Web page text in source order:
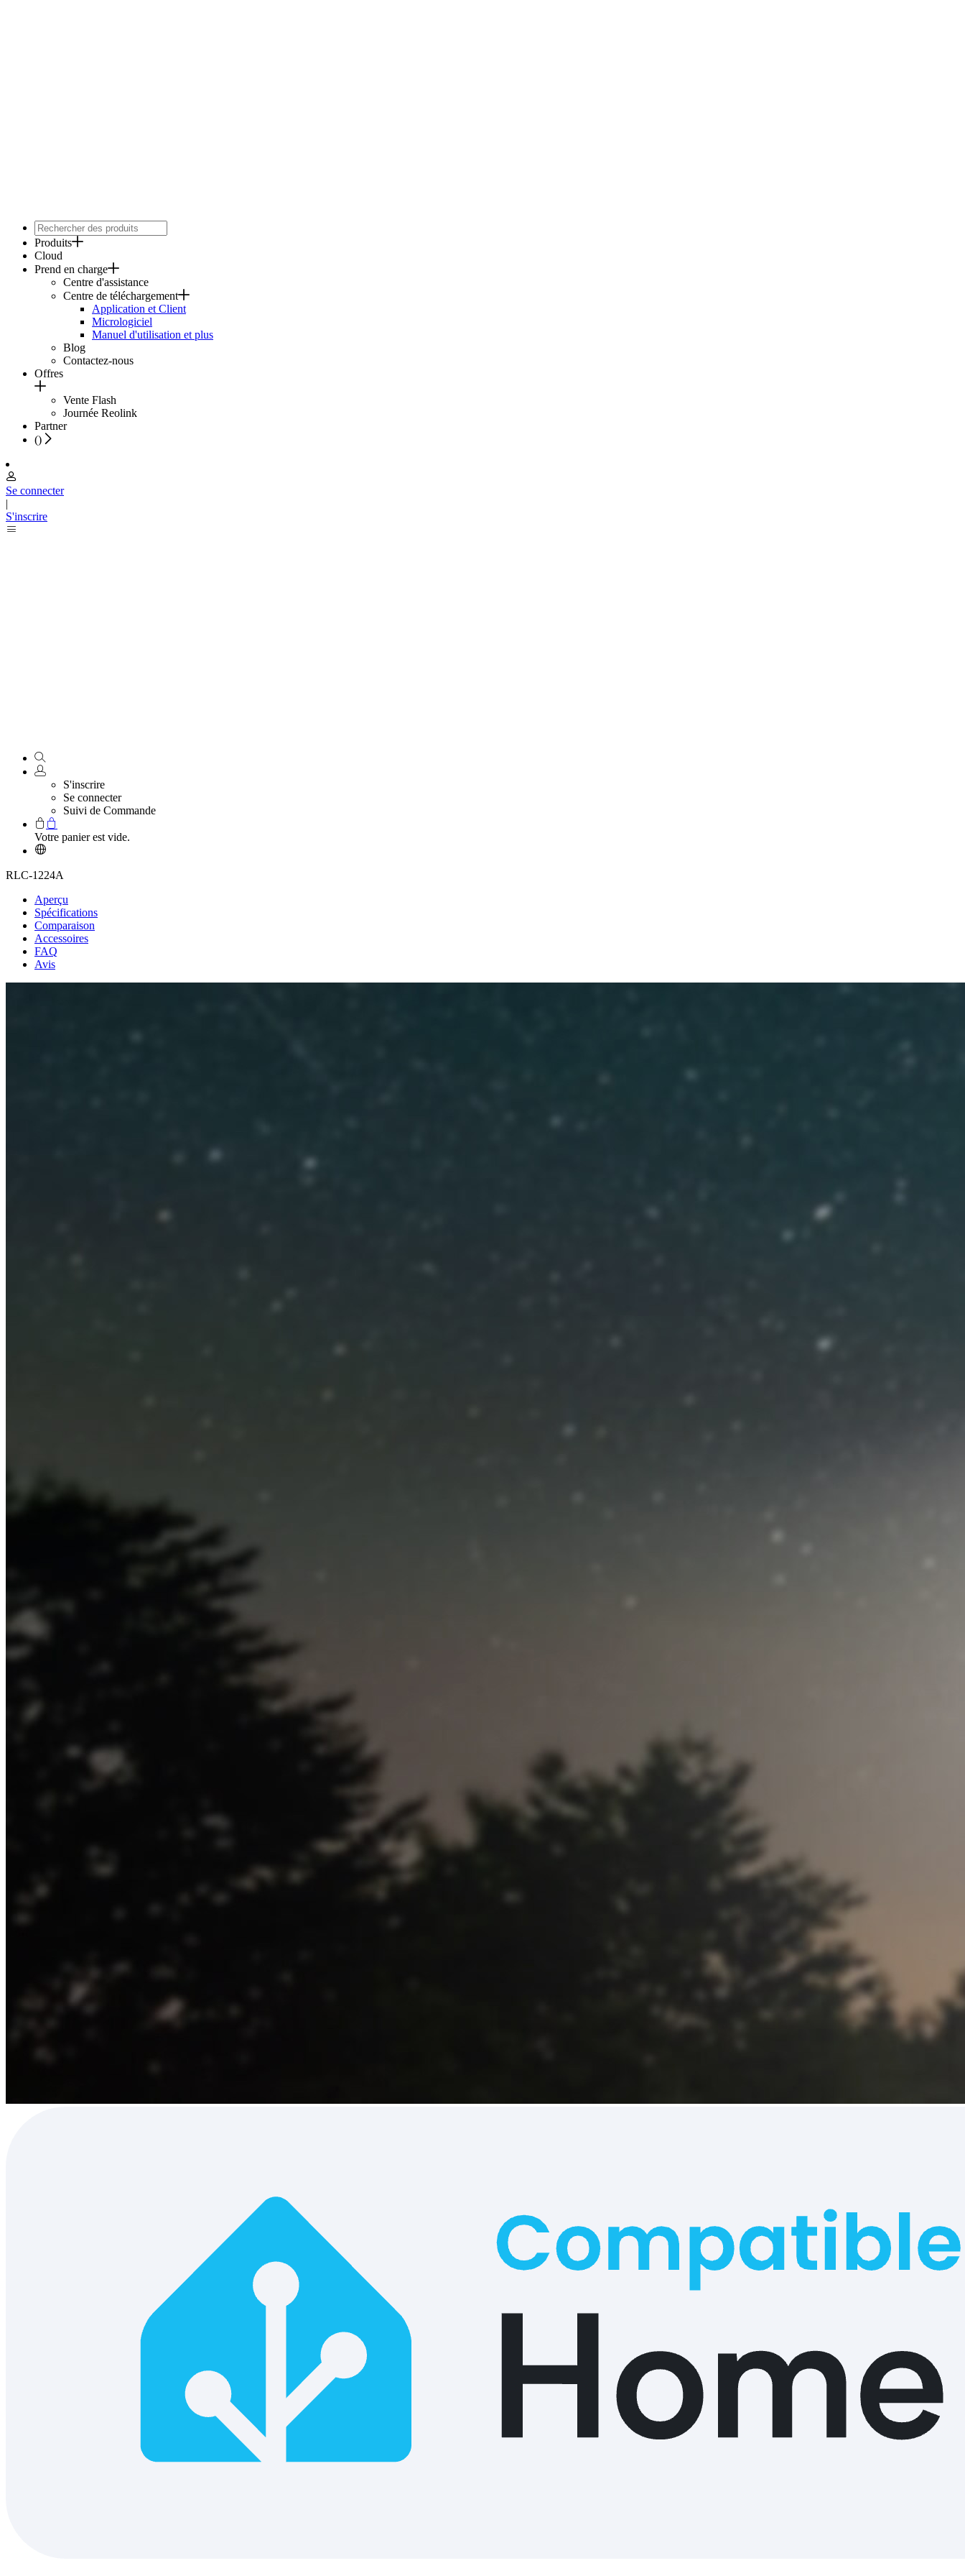
Produits
Cloud
Prend en charge
Centre d'assistance
Centre de téléchargement
Application et Client
Micrologiciel
Manuel d'utilisation et plus
Blog
Contactez-nous
Offres
Vente Flash
Journée Reolink
Partner
()
Se connecter
|
S'inscrire
S'inscrire
Se connecter
Suivi de Commande
Votre panier est vide.
RLC-1224A
Aperçu
Spécifications
Comparaison
Accessoires
FAQ
Avis